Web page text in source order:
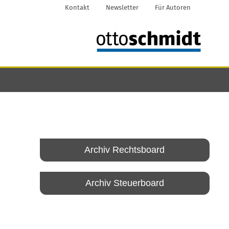
Kontakt Newsletter Für Autoren
Archiv Rechtsboard
Archiv Steuerboard